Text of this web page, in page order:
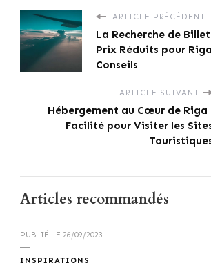
ARTICLE PRÉCÉDENT
La Recherche de
Prix Réduits pour
Conseils
ARTICLE SUIVANT
Hébergement au Cœur de Riga
Facilité pour Visiter les
Articles recommandés
PUBLIÉ LE 26/09/2023
INSPIRATIONS